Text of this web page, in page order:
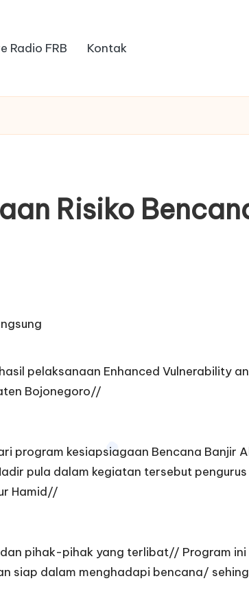
Radio FRB Kontak
Risiko
pelaksanaan Enhanced Vulnerability
Bojonegoro//
program kesiapsiagaan Bencana Banjir
pula dalam kegiatan tersebut pengurus
Hamid//
pihak-pihak yang terlibat// Program ini
siap dalam menghadapi bencana/